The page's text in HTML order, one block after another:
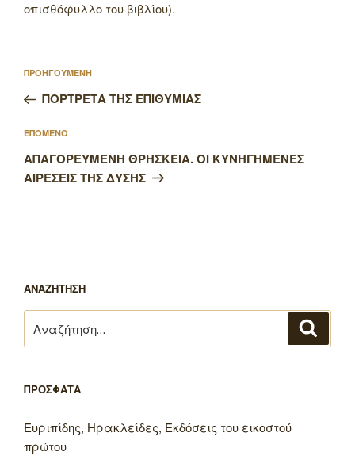
οπισθόφυλλο του βιβλίου).
άρθρων
Προηγούμενο
άρθρο
ΠΡΟΗΓΟΥΜΕΝΗ
ΠΟΡΤΡΕΤΑ ΤΗΣ ΕΠΙΘΥΜΙΑΣ
Επόμενο
άρθρο
ΕΠΟΜΕΝΟ
ΑΠΑΓΟΡΕΥΜΕΝΗ ΘΡΗΣΚΕΙΑ. ΟΙ ΚΥΝΗΓΗΜΕΝΕΣ
ΑΙΡΕΣΕΙΣ ΤΗΣ ΔΥΣΗΣ
ΑΝΑΖΗΤΗΣΗ
για:
ΠΡΟΣΦΑΤΑ
Ευριπίδης, Ηρακλείδες, Εκδόσεις του εικοστού
πρώτου